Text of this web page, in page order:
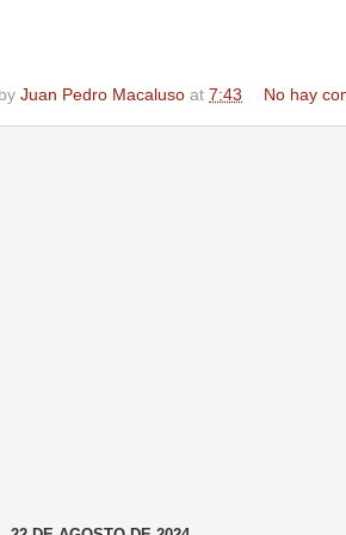
Juan Pedro Macaluso at 7:43 No hay